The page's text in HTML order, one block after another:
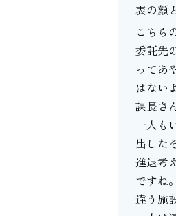
表の顔
こちら
委託先
ってあ
はない
課長さ
一人も
出した
進退考
ですね。
違う施